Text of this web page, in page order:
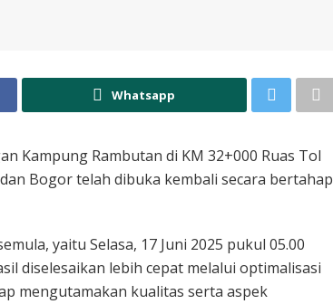
Whatsapp
Kampung Rambutan di KM 32+000 Ruas Tol
Bogor telah dibuka kembali secara bertahap
yaitu Selasa, 17 Juni 2025 pukul 05.00
diselesaikan lebih cepat melalui optimalisasi
mengutamakan kualitas serta aspek